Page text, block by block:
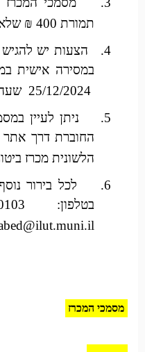
תמורת 400 ₪ שלא יוחזרו.
4.
הצעות יש
במסירה אישית
5.
ניתן לעיין
החוברת דרך
הלשונית מכרז ביטוחים
6.
לכל בירור
בטלפון: 04-6550103, או דוא"ל
מסמכי המכרז